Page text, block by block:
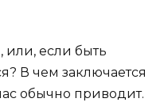
или, если быть
В чем заключается
обычно приводит.